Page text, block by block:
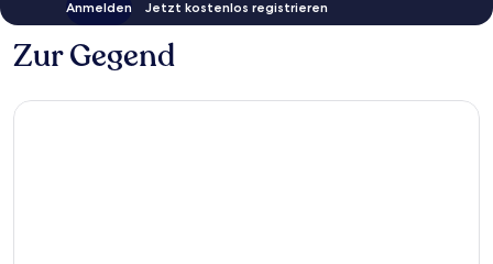
Anmelden Jetzt kostenlos registrieren
Zur Gegend